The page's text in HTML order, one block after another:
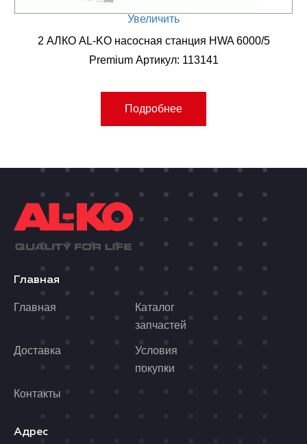
Увеличить
2 АЛКО AL-KO насосная станция HWA 6000/5
Premium Артикул: 113141
Подробнее
Главная
Главная
Каталог
запчастей
Доставка
Условия
покупки
Контакты
Адрес